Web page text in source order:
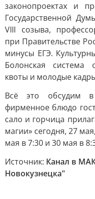
законопроектах и
Государственной
VIII созыва,
при Правительстве
минусы ЕГЭ.
Болонская система
квоты и молодые
Всё это обсудим
фирменное блюдо
сало и горчица
магии» сегодня, 27
мая в 7:30 и 30 мая в
Источник: Канал в
Новокузнецка"